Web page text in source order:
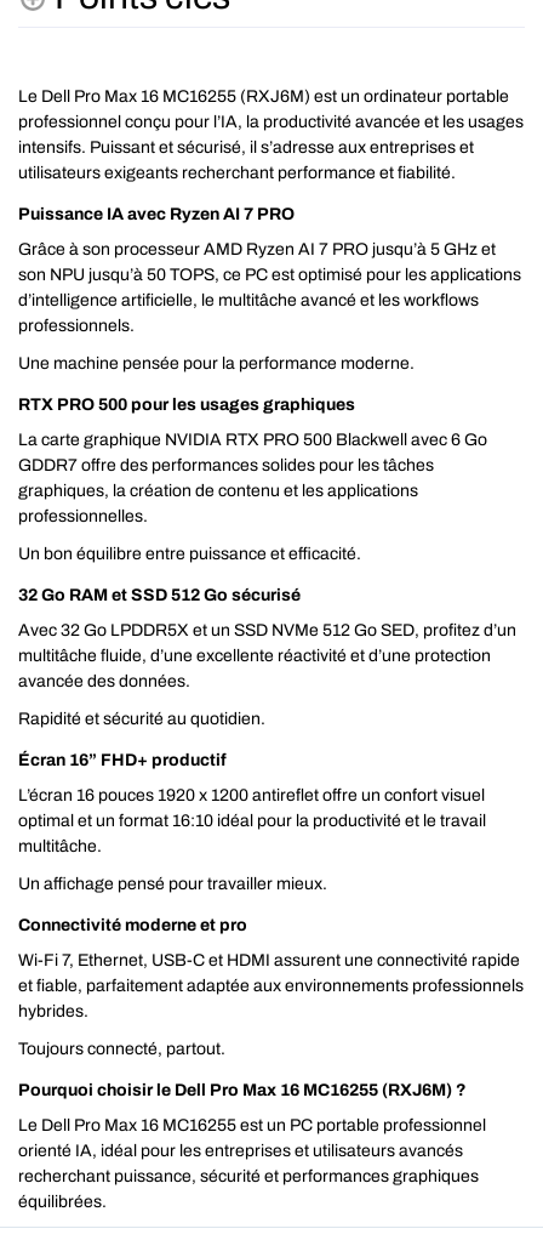
Le Dell Pro Max 16 MC16255 (RXJ6M) est un ordinateur portable
professionnel conçu pour l’IA, la productivité avancée et les usages
intensifs. Puissant et sécurisé, il s’adresse aux entreprises et
utilisateurs exigeants recherchant performance et fiabilité.
Puissance IA avec Ryzen AI 7 PRO
Grâce à son processeur AMD Ryzen AI 7 PRO jusqu’à 5 GHz et
son NPU jusqu’à 50 TOPS, ce PC est optimisé pour les applications
d’intelligence artificielle, le multitâche avancé et les workflows
professionnels.
Une machine pensée pour la performance moderne.
RTX PRO 500 pour les usages graphiques
La carte graphique NVIDIA RTX PRO 500 Blackwell avec 6 Go
GDDR7 offre des performances solides pour les tâches
graphiques, la création de contenu et les applications
professionnelles.
Un bon équilibre entre puissance et efficacité.
32 Go RAM et SSD 512 Go sécurisé
Avec 32 Go LPDDR5X et un SSD NVMe 512 Go SED, profitez d’un
multitâche fluide, d’une excellente réactivité et d’une protection
avancée des données.
Rapidité et sécurité au quotidien.
Écran 16” FHD+ productif
L’écran 16 pouces 1920 x 1200 antireflet offre un confort visuel
optimal et un format 16:10 idéal pour la productivité et le travail
multitâche.
Un affichage pensé pour travailler mieux.
Connectivité moderne et pro
Wi-Fi 7, Ethernet, USB-C et HDMI assurent une connectivité rapide
et fiable, parfaitement adaptée aux environnements professionnels
hybrides.
Toujours connecté, partout.
Pourquoi choisir le Dell Pro Max 16 MC16255 (RXJ6M) ?
Le Dell Pro Max 16 MC16255 est un PC portable professionnel
orienté IA, idéal pour les entreprises et utilisateurs avancés
recherchant puissance, sécurité et performances graphiques
équilibrées.